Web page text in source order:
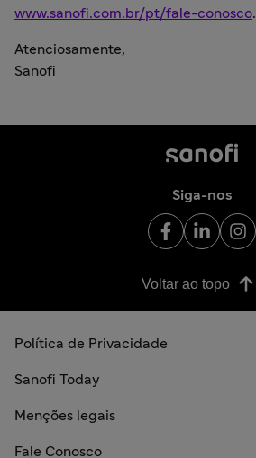
www.sanofi.com.br/pt/fale-conosco.
Atenciosamente,
Sanofi
Siga-nos
Voltar ao topo
Política de Privacidade
Sanofi Today
Menções legais
Fale Conosco